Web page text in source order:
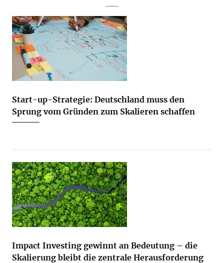
Start-up-Strategie: Deutschland muss den
Sprung vom Gründen zum Skalieren schaffen
Impact Investing gewinnt an Bedeutung – die
Skalierung bleibt die zentrale Herausforderung